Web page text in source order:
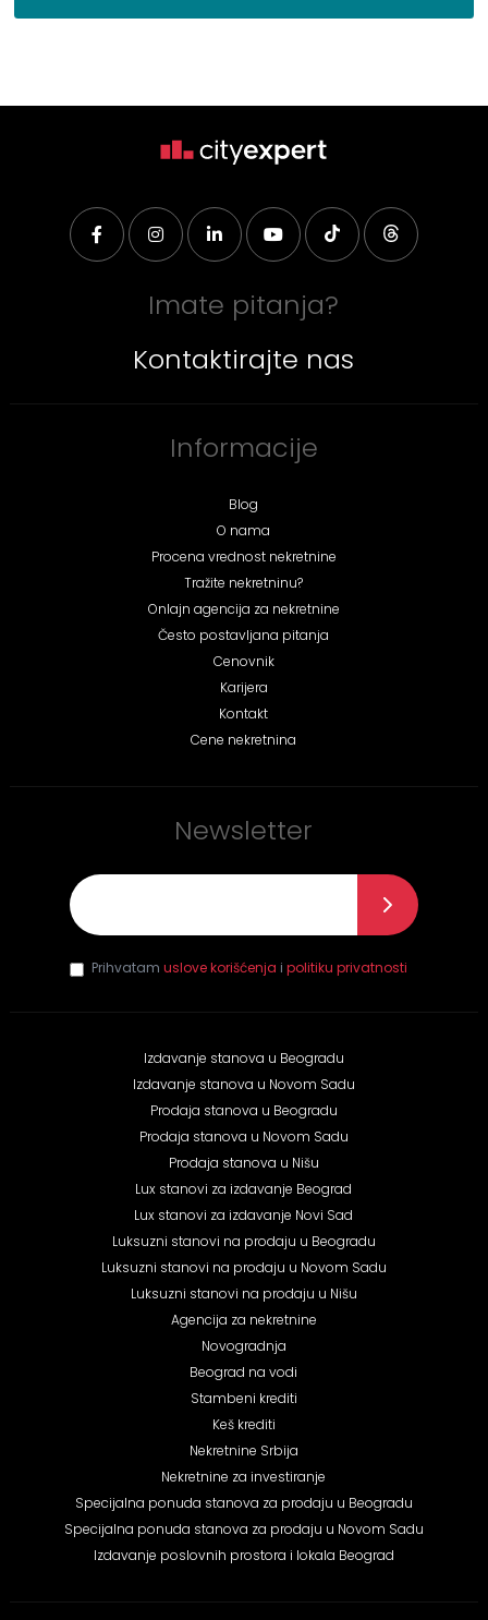
Imate pitanja?
Kontaktirajte nas
Informacije
Blog
O nama
Procena vrednost nekretnine
Tražite nekretninu?
Onlajn agencija za nekretnine
Često postavljana pitanja
Cenovnik
Karijera
Kontakt
Cene nekretnina
Newsletter
Prihvatam uslove korišćenja i politiku privatnosti
Izdavanje stanova u Beogradu
Izdavanje stanova u Novom Sadu
Prodaja stanova u Beogradu
Prodaja stanova u Novom Sadu
Prodaja stanova u Nišu
Lux stanovi za izdavanje Beograd
Lux stanovi za izdavanje Novi Sad
Luksuzni stanovi na prodaju u Beogradu
Luksuzni stanovi na prodaju u Novom Sadu
Luksuzni stanovi na prodaju u Nišu
Agencija za nekretnine
Novogradnja
Beograd na vodi
Stambeni krediti
Keš krediti
Nekretnine Srbija
Nekretnine za investiranje
Specijalna ponuda stanova za prodaju u Beogradu
Specijalna ponuda stanova za prodaju u Novom Sadu
Izdavanje poslovnih prostora i lokala Beograd